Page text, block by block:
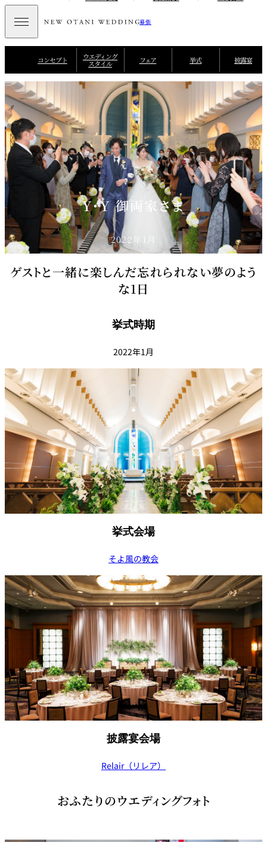
幕張
コンセプト ウエディング
スタイル フェア 挙式 披露宴
Y・Y 御両家さま
2022年1月
ゲストと一緒に楽しんだ忘れられない夢のよう
な1日
挙式時期
2022年1月
挙式会場
そよ風の教会
披露宴会場
Relair（リレア）
おふたりのウエディングフォト